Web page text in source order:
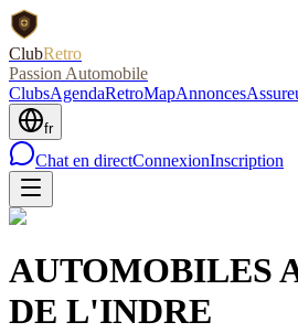
ClubRetro
Passion Automobile
ClubsAgendaRetroMapAnnonces
fr
Chat en directConnexionInscription
AUTOMOBILES
DE L'INDRE